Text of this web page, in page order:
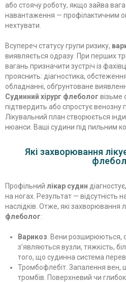
або стоячу роботу, якщо зайва
навантаження — профілактичним
нехтувати.
Всупереч статусу групи ризику,
виявляється одразу. При перших
вагань призначити зустріч із
прояснить: діагностика,
обладнанні, обґрунтоване
Судинний хірург флеболог візьме
підтвердить або спростує венозну
Лікувальний план створюється
нюанси. Ваші судини під пильним
Які захворювання
Профільний лікар судин
на ногах. Результат — відсутність
наслідків. Отже, які захворювання
флеболог:
Варикоз . Вени розширюються,
з’являються вузли, тяжкість,
того, що судинна система
Тромбофлебіт. Запалення вен,
тромбів. Поверхневий чи